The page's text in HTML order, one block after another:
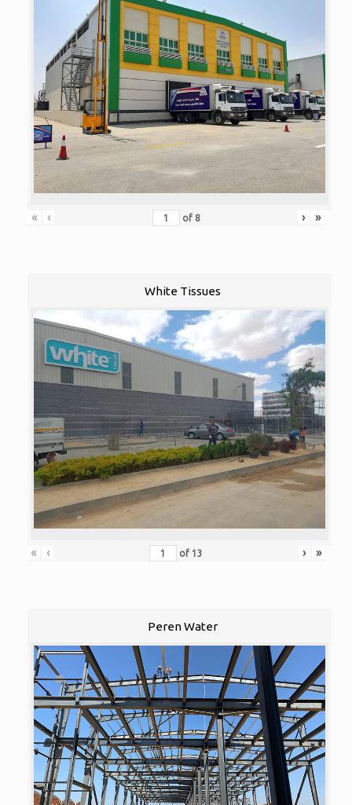
« ‹ of 8 › »
White Tissues
« ‹ of 13 › »
Peren Water